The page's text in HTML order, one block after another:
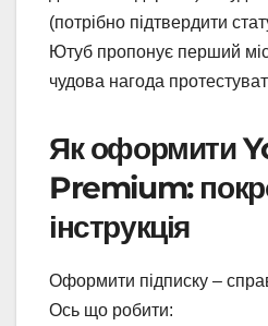
(потрібно підтвердити
Ютуб пропонує перший
чудова нагода
Як оформити
Premium:
інструкція
Оформити підписку –
Ось що робити: